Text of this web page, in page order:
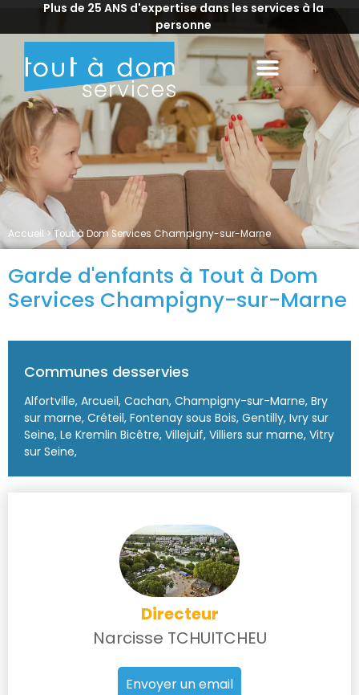
Plus de 25 ANS d'expertise dans les services à la
personne
Accueil >Tout à Dom Services Champigny-sur-Marne
Garde d'enfants à Tout à Dom
Services Champigny-sur-Marne
Communes desservies
Alfortville, Arcueil, Cachan, Champigny-sur-Marne, Bry
sur marne, Créteil, Fontenay sous Bois, Gentilly, Ivry sur
Seine, Le Kremlin Bicêtre, Villejuif, Villiers sur marne, Vitry
sur Seine,
Directeur
Narcisse TCHUITCHEU
Envoyer un email